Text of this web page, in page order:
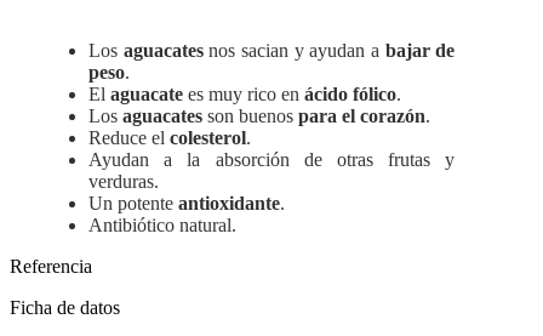
Los aguacatesnos sacian y ayudan a bajar de
peso.
El aguacate es muy rico en ácido fólico.
Los aguacates son buenos para el corazón.
Reduce el colesterol.
Ayudan a la absorción de otras frutas y
verduras.
Un potente antioxidante.
Antibiótico natural.
Referencia
Ficha de datos